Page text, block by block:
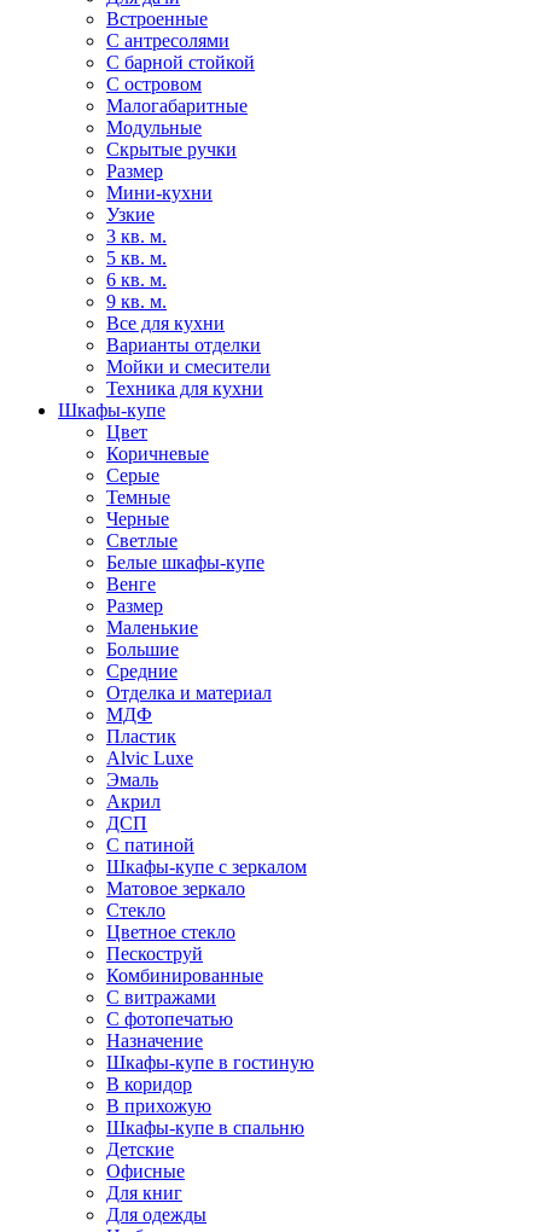
Встроенные
С антресолями
С барной стойкой
С островом
Малогабаритные
Модульные
Скрытые ручки
Размер
Мини-кухни
Узкие
3 кв. м.
5 кв. м.
6 кв. м.
9 кв. м.
Все для кухни
Варианты отделки
Мойки и смесители
Техника для кухни
Шкафы-купе
Цвет
Коричневые
Серые
Темные
Черные
Светлые
Белые шкафы-купе
Венге
Размер
Маленькие
Большие
Средние
Отделка и материал
МДФ
Пластик
Alvic Luxe
Эмаль
Акрил
ДСП
С патиной
Шкафы-купе с зеркалом
Матовое зеркало
Стекло
Цветное стекло
Пескоструй
Комбинированные
С витражами
С фотопечатью
Назначение
Шкафы-купе в гостиную
В коридор
В прихожую
Шкафы-купе в спальню
Детские
Офисные
Для книг
Для одежды